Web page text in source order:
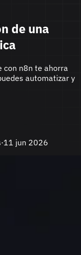
de una
con n8n te ahorra
automatizar y
·11 jun 2026